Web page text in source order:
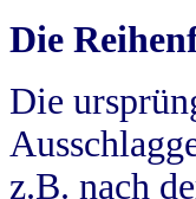
Die
Die
z.B. nach